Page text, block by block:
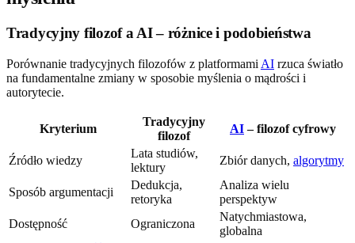
Tradycyjny filozof a AI – różnice i podobieństwa
Porównanie tradycyjnych filozofów z platformami AI rzuca światło
na fundamentalne zmiany w sposobie myślenia o mądrości i
autorytecie.
Kryterium
Tradycyjny
filozof
AI– filozof cyfrowy
Źródło wiedzy
Lata studiów,
lektury
Zbiór danych, algorytmy
Sposób argumentacji
Dedukcja,
retoryka
Analiza wielu
perspektyw
Dostępność
Ograniczona
Natychmiastowa,
globalna